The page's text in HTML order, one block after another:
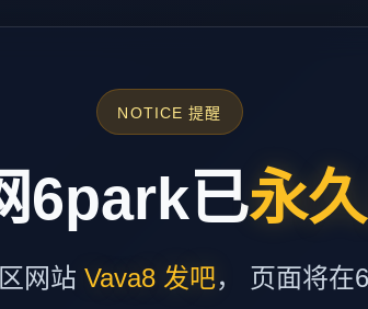
NOTICE 提醒
6park已永
网站 Vava8 发吧， 页面将在